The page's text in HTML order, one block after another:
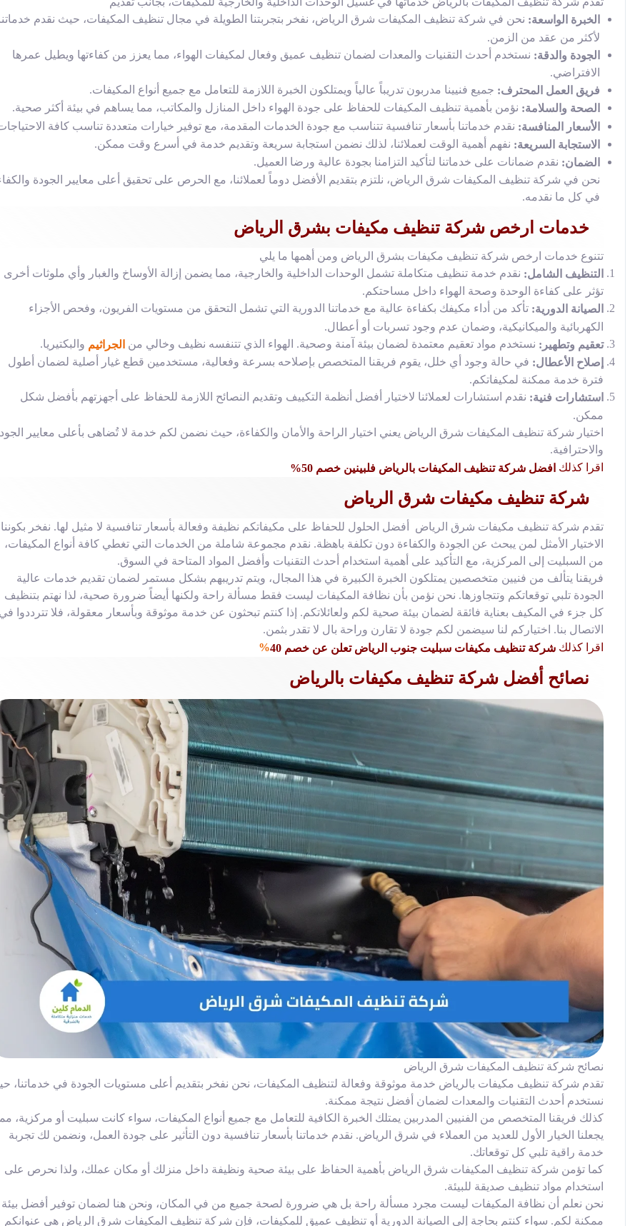
الخبرة الواسعة: نحن في شركة تنظيف المكيفات شرق الرياض، نفخر بتجربتنا الطويلة في مجال تنظيف المكيفات، حيث نقدم
لأكثر من عقد من الزمن.
الجودة والدقة: نستخدم أحدث التقنيات والمعدات لضمان تنظيف عميق وفعال لمكيفات الهواء، مما يعزز من كفاءتها ويطيل عمرها
الافتراضي.
فريق العمل المحترف: جميع فنيينا مدربون تدريباً عالياً ويمتلكون الخبرة اللازمة للتعامل مع جميع أنواع المكيفات.
الصحة والسلامة: نؤمن بأهمية تنظيف المكيفات للحفاظ على جودة الهواء داخل المنازل والمكاتب، مما يساهم في بيئة أكثر صحية.
الأسعار المنافسة: نقدم خدماتنا بأسعار تنافسية تتناسب مع جودة الخدمات المقدمة، مع توفير خيارات متعددة تناسب كافة
الاستجابة السريعة: نفهم أهمية الوقت لعملائنا، لذلك نضمن استجابة سريعة وتقديم خدمة في أسرع وقت ممكن.
الضمان: نقدم ضمانات على خدماتنا لتأكيد التزامنا بجودة عالية ورضا العميل.
نحن في شركة تنظيف المكيفات شرق الرياض، نلتزم بتقديم الأفضل دوماً لعملائنا، مع الحرص على تحقيق أعلى معايير الجودة
في كل ما نقدمه.
خدمات ارخص شركة تنظيف مكيفات بشرق الرياض
تتنوع خدمات ارخص شركة تنظيف مكيفات بشرق الرياض ومن أهمها ما يلي
التنظيف الشامل: نقدم خدمة تنظيف متكاملة تشمل الوحدات الداخلية والخارجية، مما يضمن إزالة الأوساخ والغبار وأي ملوثات أخرى
تؤثر على كفاءة الوحدة وصحة الهواء داخل مساحتكم.
الصيانة الدورية: تأكد من أداء مكيفك بكفاءة عالية مع خدماتنا الدورية التي تشمل التحقق من مستويات الفريون، وفحص الأجزاء
الكهربائية والميكانيكية، وضمان عدم وجود تسربات أو أعطال.
تعقيم وتطهير: نستخدم مواد تعقيم معتمدة لضمان بيئة آمنة وصحية. الهواء الذي تتنفسه نظيف وخالي من الجراثيم والبكتيريا.
إصلاح الأعطال: في حالة وجود أي خلل، يقوم فريقنا المتخصص بإصلاحه بسرعة وفعالية، مستخدمين قطع غيار أصلية لضمان أطول
فترة خدمة ممكنة لمكيفاتكم.
استشارات فنية: نقدم استشارات لعملائنا لاختيار أفضل أنظمة التكييف وتقديم النصائح اللازمة للحفاظ على أجهزتهم بأفضل شكل
ممكن.
اختيار شركة تنظيف المكيفات شرق الرياض يعني اختيار الراحة والأمان والكفاءة، حيث نضمن لكم خدمة لا تُضاهى بأعلى معايير
والاحترافية.
اقرا كذلك افضل شركة تنظيف المكيفات بالرياض فلبينين خصم 50%
شركة تنظيف مكيفات شرق الرياض
تقدم شركة تنظيف مكيفات شرق الرياض أفضل الحلول للحفاظ على مكيفاتكم نظيفة وفعالة بأسعار تنافسية لا مثيل لها. نفخر بكوننا
الاختيار الأمثل لمن يبحث عن الجودة والكفاءة دون تكلفة باهظة. نقدم مجموعة شاملة من الخدمات التي تغطي كافة أنواع المكيفات،
من السبليت إلى المركزية، مع التأكيد على أهمية استخدام أحدث التقنيات وأفضل المواد المتاحة في السوق.
فريقنا يتألف من فنيين متخصصين يمتلكون الخبرة الكبيرة في هذا المجال، ويتم تدريبهم بشكل مستمر لضمان تقديم خدمات عالية
الجودة تلبي توقعاتكم وتتجاوزها. نحن نؤمن بأن نظافة المكيفات ليست فقط مسألة راحة ولكنها أيضاً ضرورة صحية، لذا نهتم بتنظيف
كل جزء في المكيف بعناية فائقة لضمان بيئة صحية لكم ولعائلاتكم. إذا كنتم تبحثون عن خدمة موثوقة وبأسعار معقولة، فلا تترددوا
الاتصال بنا. اختياركم لنا سيضمن لكم جودة لا تقارن وراحة بال لا تقدر بثمن.
اقرا كذلك شركة تنظيف مكيفات سبليت جنوب الرياض تعلن عن خصم 40 %
نصائح أفضل شركة تنظيف مكيفات بالرياض
نصائح شركة تنظيف المكيفات شرق الرياض
تقدم شركة تنظيف مكيفات بالرياض خدمة موثوقة وفعالة لتنظيف المكيفات، نحن نفخر بتقديم أعلى مستويات الجودة في خدماتنا،
نستخدم أحدث التقنيات والمعدات لضمان أفضل نتيجة ممكنة.
كذلك فريقنا المتخصص من الفنيين المدربين يمتلك الخبرة الكافية للتعامل مع جميع أنواع المكيفات، سواء كانت سبليت أو مركزية،
يجعلنا الخيار الأول للعديد من العملاء في شرق الرياض. نقدم خدماتنا بأسعار تنافسية دون التأثير على جودة العمل، ونضمن لك تجربة
خدمة راقية تلبي كل توقعاتك.
كما تؤمن شركة تنظيف المكيفات شرق الرياض بأهمية الحفاظ على بيئة صحية ونظيفة داخل منزلك أو مكان عملك، ولذا نحرص على
استخدام مواد تنظيف صديقة للبيئة.
نحن نعلم أن نظافة المكيفات ليست مجرد مسألة راحة بل هي ضرورة لصحة جميع من في المكان، ونحن هنا لضمان توفير أفضل بيئة
ممكنة لكم. سواء كنتم بحاجة إلى الصيانة الدورية أو تنظيف عميق للمكيفات، فإن شركة تنظيف المكيفات شرق الرياض هي عنوانكم